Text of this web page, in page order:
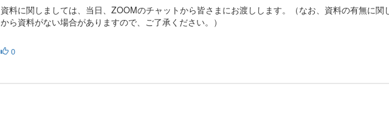
資料に関しましては、当日、ZOOMのチャットから皆さまにお渡しします。（なお、資料の有無に関
から資料がない場合がありますので、ご了承ください。）
0